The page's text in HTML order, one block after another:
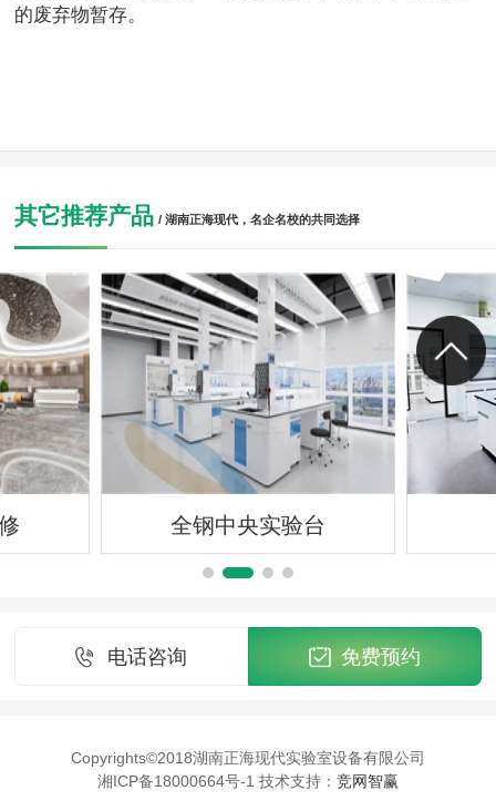
的废弃物暂存。
其它推荐产品 / 湖南正海现代，名企名校的共同选择
全钢中央实验台
电话咨询 免费预约
Copyrights©2018湖南正海现代实验室设备有限公司
湘ICP备18000664号-1 技术支持： 竞网智赢